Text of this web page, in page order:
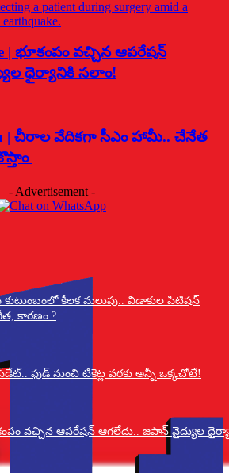
| భూకంపం వచ్చిన ఆపరేషన్
ధైర్యానికి సలాం!
| చీరాల వేదికగా సీఎం హామీ.. చేనేత
- Advertisement -
కుటుంబంలో కీలక మలుపు.. విడాకుల పిటిషన్
కారణం ?
ఫుడ్ నుంచి టికెట్ల వరకు అన్నీ ఒక్కచోటే!
వచ్చిన ఆపరేషన్ ఆగలేదు.. జపాన్ వైద్యుల